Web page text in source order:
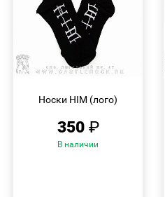
Носки HIM (лого)
350 ₽
В наличии